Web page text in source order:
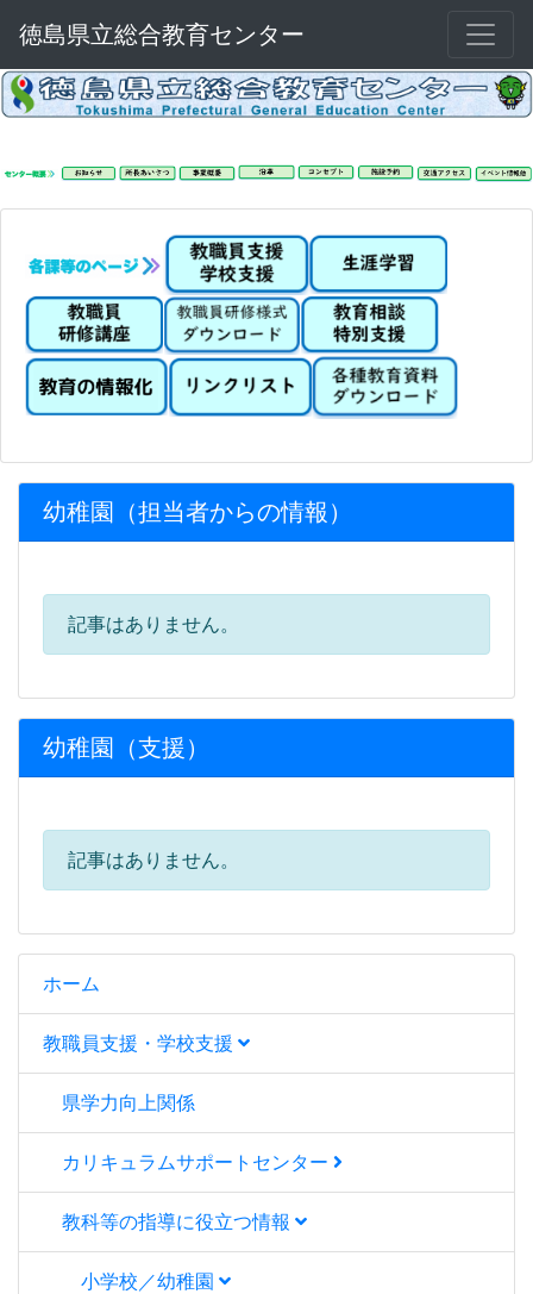
徳島県立総合教育センター
ホーム
教職員支援・学校支援
県学力向上関係
カリキュラムサポートセンター
教科等の指導に役立つ情報
小学校／幼稚園
幼稚園（担当者からの情報）
記事はありません。
幼稚園（支援）
記事はありません。